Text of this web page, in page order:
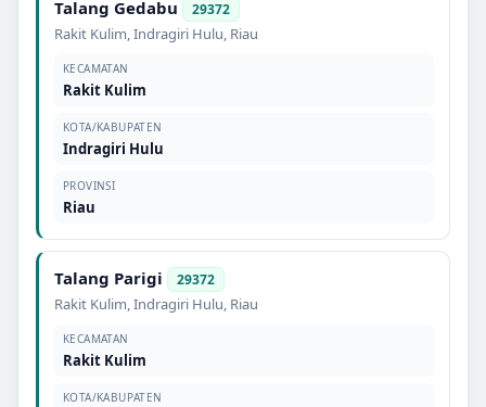
Talang Gedabu 29372
Rakit Kulim,Indragiri Hulu, Riau
KECAMATAN
Rakit Kulim
KOTA/KABUPATEN
Indragiri Hulu
PROVINSI
Riau
Talang Parigi 29372
Rakit Kulim,Indragiri Hulu, Riau
KECAMATAN
Rakit Kulim
KOTA/KABUPATEN